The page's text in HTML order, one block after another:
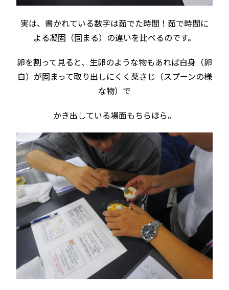
実は、書かれている数字は茹でた時間！茹で時間に
よる凝固（固まる）の違いを比べるのです。
卵を割って見ると、生卵のような物もあれば白身（卵
白）が固まって取り出しにくく薬さじ（スプーンの様
な物）で
かき出している場面もちらほら。